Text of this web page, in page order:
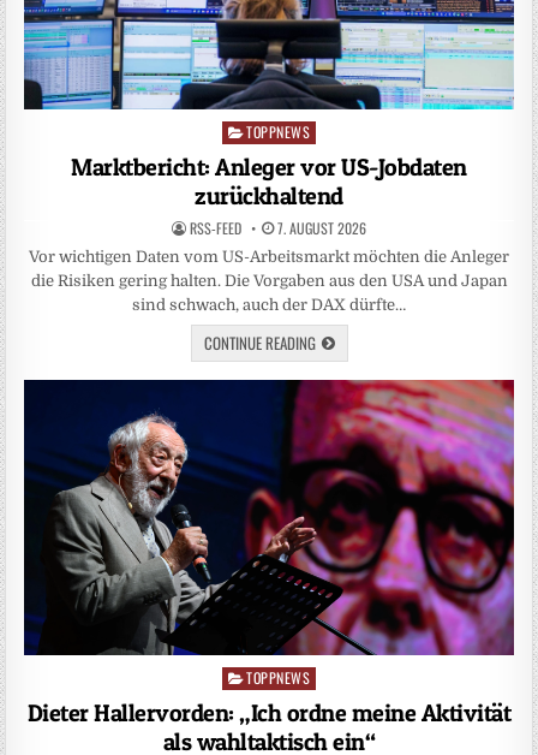
Posted
in
TOPPNEWS
Marktbericht: Anleger vor US-Jobdaten
zurückhaltend
RSS-FEED 7. AUGUST 2026
Vor wichtigen Daten vom US-Arbeitsmarkt möchten die Anleger
die Risiken gering halten. Die Vorgaben aus den USA und Japan
sind schwach, auch der DAX dürfte…
CONTINUE READING
Posted
TOPPNEWS
Dieter Hallervorden: „Ich ordne meine Aktivität
als wahltaktisch ein“